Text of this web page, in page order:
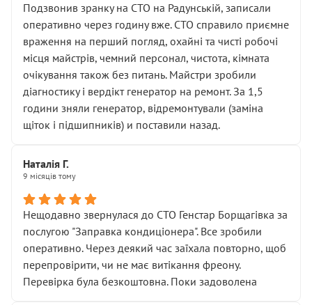
Подзвонив зранку на СТО на Радунській, записали
оперативно через годину вже. СТО справило приємне
враження на перший погляд, охайні та чисті робочі
місця майстрів, чемний персонал, чистота, кімната
очікування також без питань. Майстри зробили
діагностику і вердікт генератор на ремонт. За 1,5
години зняли генератор, відремонтували (заміна
щіток і підшипників) и поставили назад.
Наталія Г.
9 місяців тому
Нещодавно звернулася до СТО Генстар Борщагівка за
послугою "Заправка кондиціонера". Все зробили
оперативно. Через деякий час заїхала повторно, щоб
перепровірити, чи не має витікання фреону.
Перевірка була безкоштовна. Поки задоволена